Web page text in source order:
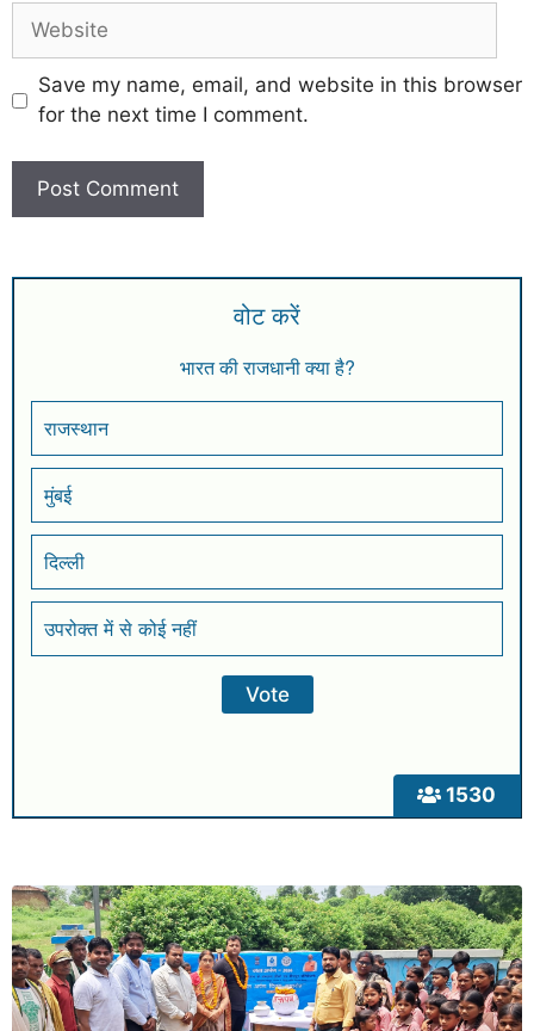
Save my name, email, and website in this browser
for the next time I comment.
1530
वोट करें
भारत की राजधानी क्या है?
राजस्थान
मुंबई
दिल्ली
उपरोक्त में से कोई नहीं